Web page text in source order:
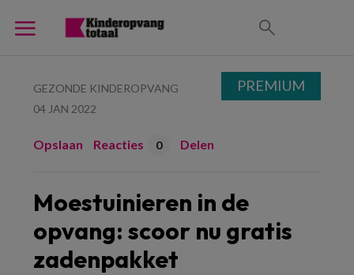
GEZONDE KINDEROPVANG
04 JAN 2022
Opslaan Reacties 0 Delen
Moestuinieren in de
opvang: scoor nu gratis
zadenpakket
PREMIUM